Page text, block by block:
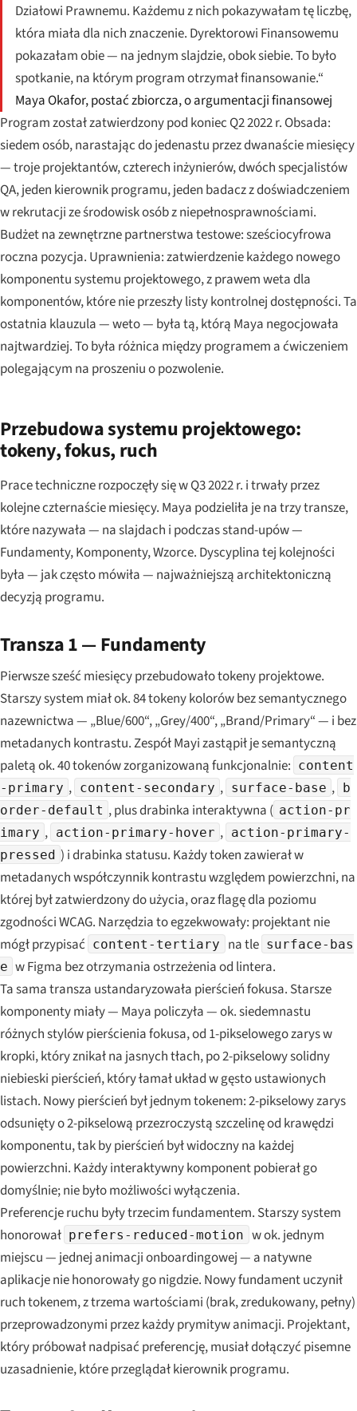
Działowi Prawnemu. Każdemu z nich pokazywałam tę liczbę,
która miała dla nich znaczenie. Dyrektorowi Finansowemu
pokazałam obie — na jednym slajdzie, obok siebie. To było
spotkanie, na którym program otrzymał finansowanie.“
Maya Okafor, postać zbiorcza, o argumentacji finansowej
Program został zatwierdzony pod koniec Q2 2022 r. Obsada:
siedem osób, narastając do jedenastu przez dwanaście miesięcy
— troje projektantów, czterech inżynierów, dwóch specjalistów
QA, jeden kierownik programu, jeden badacz z doświadczeniem
w rekrutacji ze środowisk osób z niepełnosprawnościami.
Budżet na zewnętrzne partnerstwa testowe: sześciocyfrowa
roczna pozycja. Uprawnienia: zatwierdzenie każdego nowego
komponentu systemu projektowego, z prawem weta dla
komponentów, które nie przeszły listy kontrolnej dostępności. Ta
ostatnia klauzula — weto — była tą, którą Maya negocjowała
najtwardziej. To była różnica między programem a ćwiczeniem
polegającym na proszeniu o pozwolenie.
Przebudowa systemu projektowego:
tokeny, fokus, ruch
Prace techniczne rozpoczęły się w Q3 2022 r. i trwały przez
kolejne czternaście miesięcy. Maya podzieliła je na trzy transze,
które nazywała — na slajdach i podczas stand-upów —
Fundamenty, Komponenty, Wzorce. Dyscyplina tej kolejności
była — jak często mówiła — najważniejszą architektoniczną
decyzją programu.
Transza 1 — Fundamenty
Pierwsze sześć miesięcy przebudowało tokeny projektowe.
Starszy system miał ok. 84 tokeny kolorów bez semantycznego
nazewnictwa — „Blue/600“, „Grey/400“, „Brand/Primary“ — i bez
metadanych kontrastu. Zespół Mayi zastąpił je semantyczną
paletą ok. 40 tokenów zorganizowaną funkcjonalnie: content
-primary , content-secondary , surface-base , b
order-default , plus drabinka interaktywna ( action-pr
imary , action-primary-hover , action-primary-
pressed ) i drabinka statusu. Każdy token zawierał w
metadanych współczynnik kontrastu względem powierzchni, na
której był zatwierdzony do użycia, oraz flagę dla poziomu
zgodności WCAG. Narzędzia to egzekwowały: projektant nie
mógł przypisać content-tertiary na tle surface-bas
e w Figma bez otrzymania ostrzeżenia od lintera.
Ta sama transza ustandaryzowała pierścień fokusa. Starsze
komponenty miały — Maya policzyła — ok. siedemnastu
różnych stylów pierścienia fokusa, od 1-pikselowego zarys w
kropki, który znikał na jasnych tłach, po 2-pikselowy solidny
niebieski pierścień, który łamał układ w gęsto ustawionych
listach. Nowy pierścień był jednym tokenem: 2-pikselowy zarys
odsunięty o 2-pikselową przezroczystą szczelinę od krawędzi
komponentu, tak by pierścień był widoczny na każdej
powierzchni. Każdy interaktywny komponent pobierał go
domyślnie; nie było możliwości wyłączenia.
Preferencje ruchu były trzecim fundamentem. Starszy system
honorował prefers-reduced-motion w ok. jednym
miejscu — jednej animacji onboardingowej — a natywne
aplikacje nie honorowały go nigdzie. Nowy fundament uczynił
ruch tokenem, z trzema wartościami (brak, zredukowany, pełny)
przeprowadzonymi przez każdy prymityw animacji. Projektant,
który próbował nadpisać preferencję, musiał dołączyć pisemne
uzasadnienie, które przeglądał kierownik programu.